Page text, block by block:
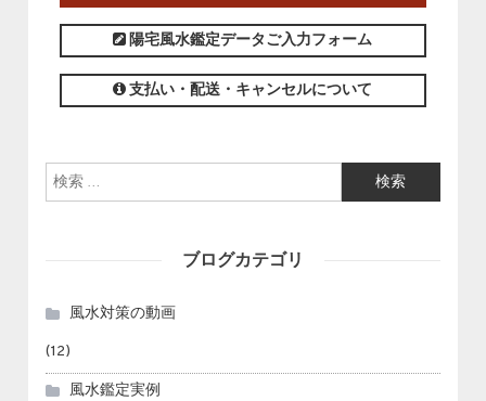
陽宅風水鑑定データご入力フォーム
支払い・配送・キャンセルについて
検索:
ブログカテゴリ
風水対策の動画
(12)
風水鑑定実例